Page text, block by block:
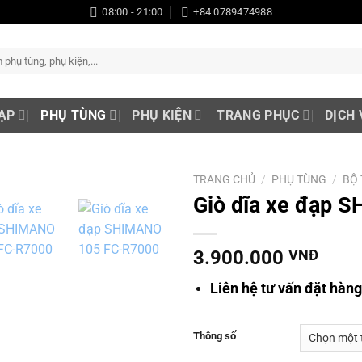
08:00 - 21:00 +84 0789474988
PHỤ TÙNG PHỤ KIỆN TRANG PHỤC DỊCH
wishlist
TRANG CHỦ / PHỤ TÙNG / BỘ
Giò dĩa xe đạp
3.900.000 VNĐ
Liên hệ tư vấn đặt
Thông số